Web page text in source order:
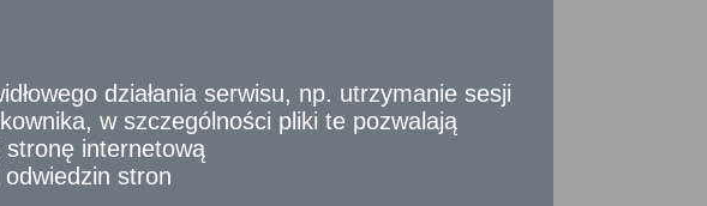
działania serwisu, np. utrzymanie sesji
w szczególności pliki te pozwalają
stronę internetową
stron